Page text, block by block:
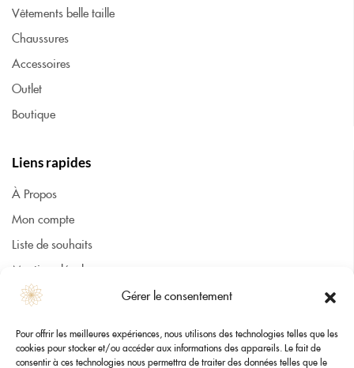
Gérer le consentement
Pour offrir les meilleures expériences, nous utilisons des technologies telles que les
cookies pour stocker et/ou accéder aux informations des appareils. Le fait de
consentir à ces technologies nous permettra de traiter des données telles que le
Vêtements belle taille
Chaussures
Accessoires
Outlet
Boutique
Liens rapides
À Propos
Mon compte
Liste de souhaits
Mentions légales
CGV
Contact